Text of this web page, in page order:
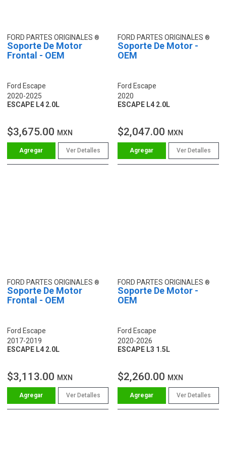
FORD PARTES ORIGINALES
Soporte De Motor
Frontal - OEM
Ford Escape
2020-2025
ESCAPE L4 2.0L
$3,675.00 MXN
Ver Detalles
FORD PARTES ORIGINALES
Soporte De Motor -
OEM
Ford Escape
2020
ESCAPE L4 2.0L
$2,047.00 MXN
Ver Detalles
FORD PARTES ORIGINALES
Soporte De Motor
Frontal - OEM
Ford Escape
2017-2019
ESCAPE L4 2.0L
$3,113.00 MXN
Ver Detalles
FORD PARTES ORIGINALES
Soporte De Motor -
OEM
Ford Escape
2020-2026
ESCAPE L3 1.5L
$2,260.00 MXN
Ver Detalles